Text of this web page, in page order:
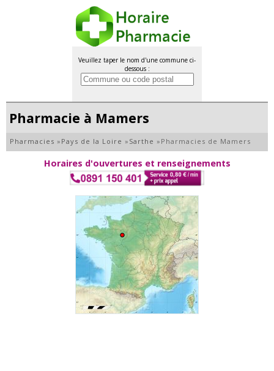
Veuillez taper le nom d'une commune ci-
dessous :
Pharmacie à Mamers
Pharmacies » Pays de la Loire » Sarthe » Pharmacies de Mamers
Horaires d'ouvertures et renseignements